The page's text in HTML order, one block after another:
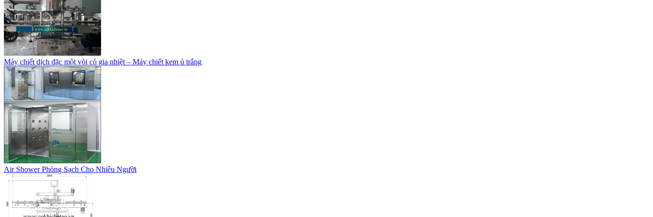
Máy chiết dịch đặc một vòi có gia nhiệt – Máy chiết kem ủ trắng
Air Shower Phòng Sạch Cho Nhiều Người